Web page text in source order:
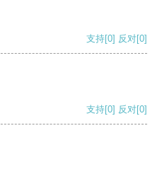
支持[0] 反对[0]
支持[0] 反对[0]